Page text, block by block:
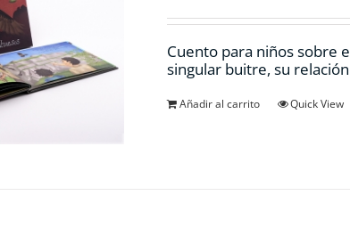
Cuento para niños sobre
singular buitre, su
Añadir al carrito Quick View